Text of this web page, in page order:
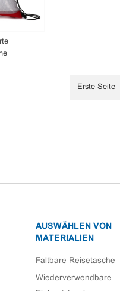
Erste Seite
AUSWÄHLEN VON
MATERIALIEN
Faltbare Reisetasche
Wiederverwendbare